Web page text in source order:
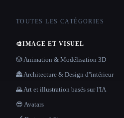
TOUTES LES CATÉGORIES
🎨IMAGE ET VISUEL
🎲 Animation & Modélisation 3D
🏯 Architecture & Design d''intérieur
🌄 Art et illustration basés sur l'IA
😎 Avatars